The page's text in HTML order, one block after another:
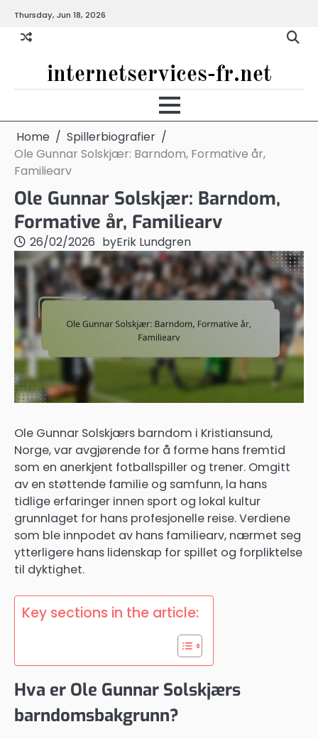
content
Thursday, Jun 18, 2026
internetservices-fr.net
Home
Spillerbiografier
Ole Gunnar Solskjær: Barndom, Formative år,
Familiearv
Ole Gunnar Solskjær: Barndom,
Formative år, Familiearv
26/02/2026 byErik Lundgren
Ole Gunnar Solskjærs barndom i Kristiansund,
Norge, var avgjørende for å forme hans fremtid
som en anerkjent fotballspiller og trener. Omgitt
av en støttende familie og samfunn, la hans
tidlige erfaringer innen sport og lokal kultur
grunnlaget for hans profesjonelle reise. Verdiene
som ble innpodet av hans familiearv, nærmet seg
ytterligere hans lidenskap for spillet og forpliktelse
til dyktighet.
Key sections in the article:
Hva er Ole Gunnar Solskjærs
barndomsbakgrunn?